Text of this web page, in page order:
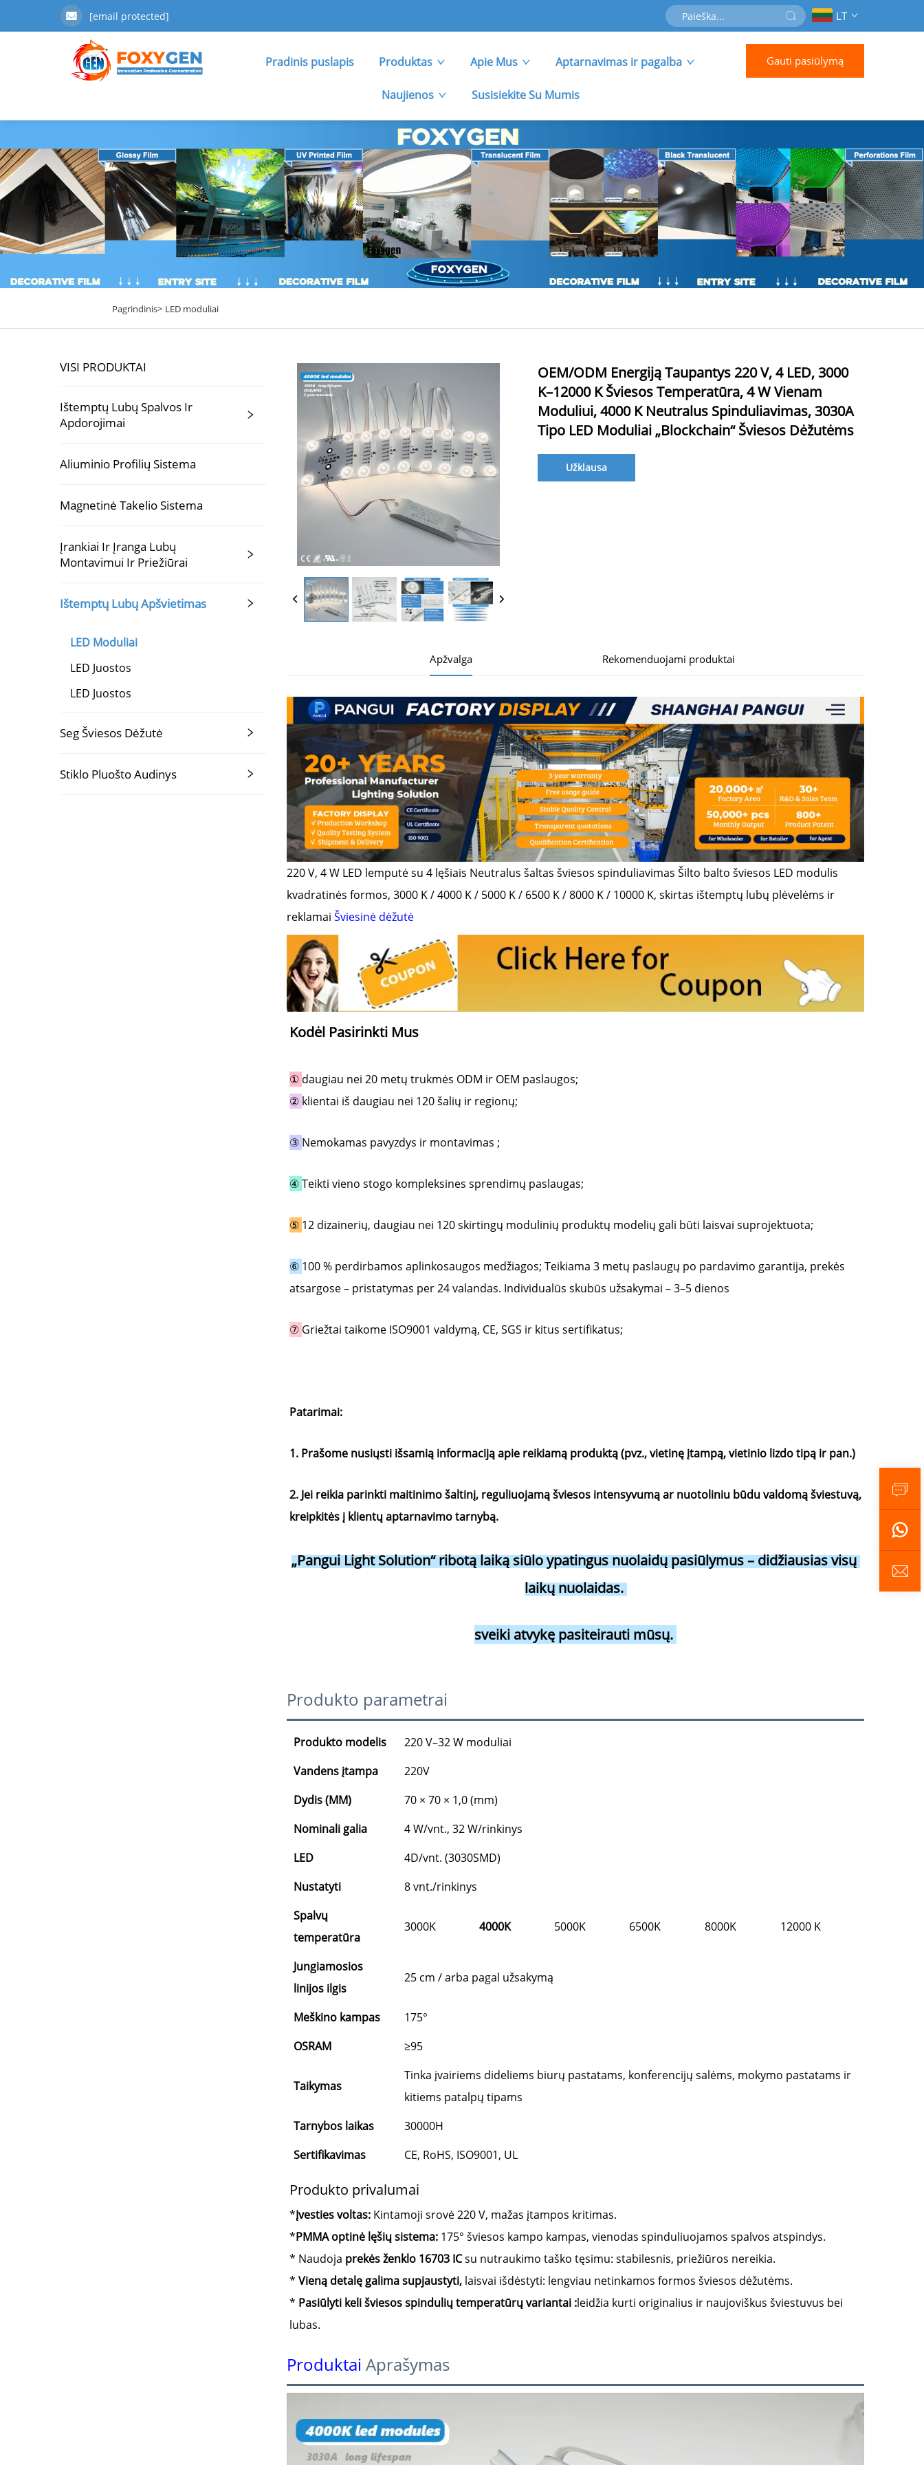
[email protected] LT
Pradinis puslapis Produktas Apie Mus Aptarnavimas ir pagalba
Naujienos Susisiekite Su Mumis
Gauti pasiūlymą
Pagrindinis> LED moduliai
VISI PRODUKTAI
Ištemptų Lubų Spalvos Ir
Apdorojimai
Aliuminio Profilių Sistema
Magnetinė Takelio Sistema
Įrankiai Ir Įranga Lubų
Montavimui Ir Priežiūrai
Ištemptų Lubų Apšvietimas
LED Moduliai
LED Juostos
LED Juostos
Seg Šviesos Dėžutė
Stiklo Pluošto Audinys
OEM/ODM Energiją Taupantys 220 V, 4 LED, 3000
K–12000 K Šviesos Temperatūra, 4 W Vienam
Moduliui, 4000 K Neutralus Spinduliavimas, 3030A
Tipo LED Moduliai „Blockchain“ Šviesos Dėžutėms
Užklausa
Apžvalga Rekomenduojami produktai
220 V, 4 W LED lemputė su 4 lęšiais Neutralus šaltas šviesos spinduliavimas Šilto balto šviesos LED modulis
kvadratinės formos, 3000 K / 4000 K / 5000 K / 6500 K / 8000 K / 10000 K, skirtas ištemptų lubų plėvelėms ir
reklamai Šviesinė dėžutė
Kodėl Pasirinkti Mus
① daugiau nei 20 metų trukmės ODM ir OEM paslaugos;
② klientai iš daugiau nei 120 šalių ir regionų;
③ Nemokamas pavyzdys ir montavimas ;
④ Teikti vieno stogo kompleksines sprendimų paslaugas;
⑤ 12 dizainerių, daugiau nei 120 skirtingų modulinių produktų modelių gali būti laisvai suprojektuota;
⑥ 100 % perdirbamos aplinkosaugos medžiagos; Teikiama 3 metų paslaugų po pardavimo garantija, prekės
atsargose – pristatymas per 24 valandas. Individualūs skubūs užsakymai – 3–5 dienos
⑦ Griežtai taikome ISO9001 valdymą, CE, SGS ir kitus sertifikatus;
Patarimai:
1. Prašome nusiųsti išsamią informaciją apie reikiamą produktą (pvz., vietinę įtampą, vietinio lizdo tipą ir pan.)
2. Jei reikia parinkti maitinimo šaltinį, reguliuojamą šviesos intensyvumą ar nuotoliniu būdu valdomą šviestuvą,
kreipkitės į klientų aptarnavimo tarnybą.
„Pangui Light Solution“ ribotą laiką siūlo ypatingus nuolaidų pasiūlymus – didžiausias visų
laikų nuolaidas.
sveiki atvykę pasiteirauti mūsų.
Produkto parametrai
Produkto modelis
220 V–32 W moduliai
Vandens įtampa
220V
Dydis (MM)
70 × 70 × 1,0 (mm)
Nominali galia
4 W/vnt., 32 W/rinkinys
LED
4D/vnt. (3030SMD)
Nustatyti
8 vnt./rinkinys
Spalvų
temperatūra
3000K 4000K 5000K 6500K 8000K 12000 K
Jungiamosios
linijos ilgis
25 cm / arba pagal užsakymą
Meškino kampas
175°
OSRAM
≥95
Taikymas
Tinka įvairiems dideliems biurų pastatams, konferencijų salėms, mokymo pastatams ir
kitiems patalpų tipams
Tarnybos laikas
30000H
Sertifikavimas
CE, RoHS, ISO9001, UL
Produkto privalumai
*Įvesties voltas: Kintamoji srovė 220 V, mažas įtampos kritimas.
*PMMA optinė lęšių sistema: 175° šviesos kampo kampas, vienodas spinduliuojamos spalvos atspindys.
* Naudoja prekės ženklo 16703 ICsu nutraukimo taško tęsimu: stabilesnis, priežiūros nereikia.
* Vieną detalę galima supjaustyti, laisvai išdėstyti: lengviau netinkamos formos šviesos dėžutėms.
* Pasiūlyti keli šviesos spindulių temperatūrų variantai :leidžia kurti originalius ir naujoviškus šviestuvus bei
lubas.
Produktai Aprašymas